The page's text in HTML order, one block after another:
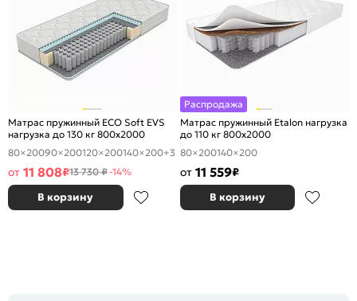
Матрас пружинный ECO Soft EVS
нагрузка до 130 кг 800x2000
80×20090×200120×200140×200+3
от 11 808₽13 730 ₽-14%
В корзину
Распродажа
Матрас пружинный Etalon нагрузка
до 110 кг 800x2000
80×200140×200
от 11 559₽
В корзину